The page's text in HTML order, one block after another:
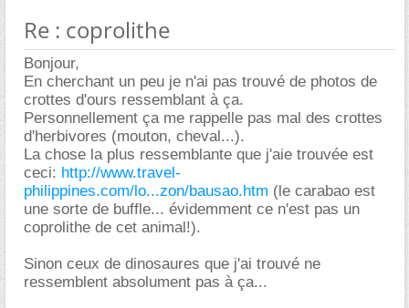
Re : coprolithe
Bonjour,
En cherchant un peu je n'ai pas trouvé de photos de
crottes d'ours ressemblant à ça.
Personnellement ça me rappelle pas mal des crottes
d'herbivores (mouton, cheval...).
La chose la plus ressemblante que j'aie trouvée est
ceci: http://www.travel-
philippines.com/lo...zon/bausao.htm (le carabao est
une sorte de buffle... évidemment ce n'est pas un
coprolithe de cet animal!).
Sinon ceux de dinosaures que j'ai trouvé ne
ressemblent absolument pas à ça...